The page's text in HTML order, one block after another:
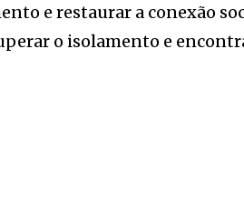
e restaurar a conexão
o isolamento e